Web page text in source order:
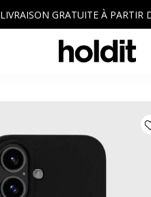
LIVRAISON GRATUITE À PARTIR